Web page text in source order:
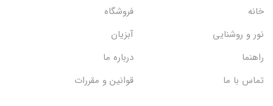
خانه
فروشگاه
نور و روشنایی
آبزیان
راهنما
درباره ما
تماس با ما
قوانین و مقررات